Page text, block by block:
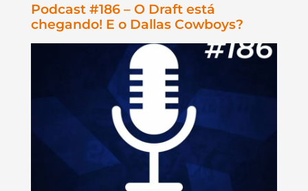
Podcast #186 – O Draft está
chegando! E o Dallas Cowboys?